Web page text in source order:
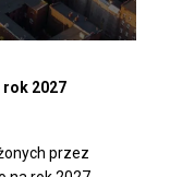
2027
przez